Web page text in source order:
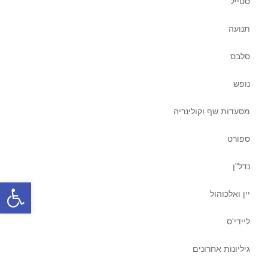
תנועה
סלבס
נופש
מסעדות שף וקולינריה
ספורט
נדל"ן
יין ואלכוהול
ליידי'ס
גיליונות אחרונים